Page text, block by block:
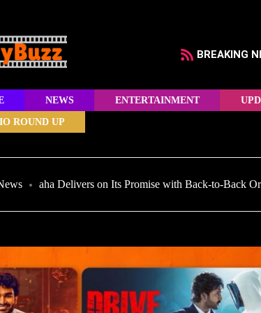
BREAKING
NEWS ENTERTAINMENT
ROUND UP
aha Delivers on Its Promise with Back-to-Back